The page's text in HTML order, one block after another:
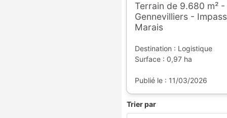
Terrain de 9.680 m²
Gennevilliers -
Marais
Destination : Logistique
Surface : 0,97 ha
Publié le : 11/03/2026
Trier par